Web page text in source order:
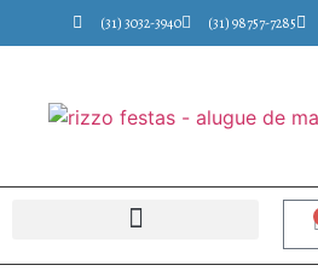
(31) 3032-3940 (31) 98757-7285